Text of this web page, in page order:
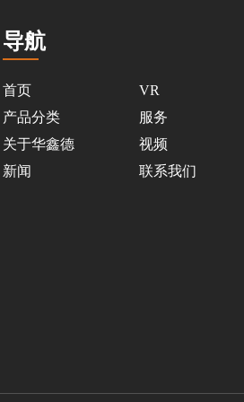
导航
首页
VR
产品分类
服务
关于华鑫德
视频
新闻
联系我们